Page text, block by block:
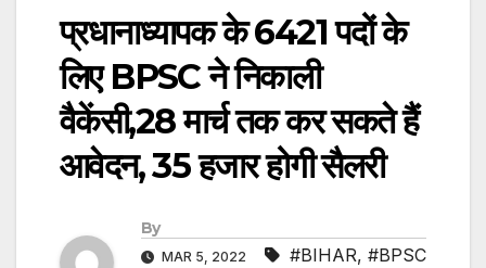
प्रधानाध्यापक के 6421 पदों के
लिए BPSC ने निकाली
वैकेंसी,28 मार्च तक कर सकते हैं
आवेदन, 35 हजार होगी सैलरी
By
MAR 5, 2022 #BIHAR, #BPSC